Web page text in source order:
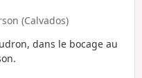
(Calvados)
dans le bocage au